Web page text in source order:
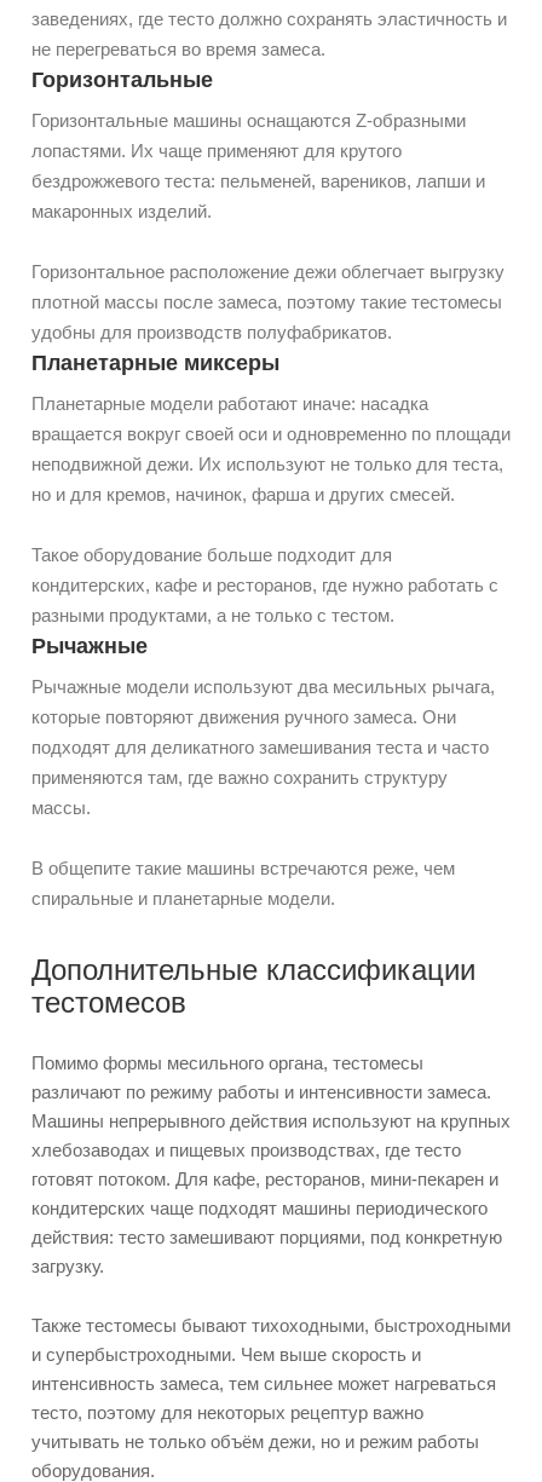
заведениях, где тесто должно сохранять эластичность и
не перегреваться во время замеса.
Горизонтальные
Горизонтальные машины оснащаются Z-образными
лопастями. Их чаще применяют для крутого
бездрожжевого теста: пельменей, вареников, лапши и
макаронных изделий.
Горизонтальное расположение дежи облегчает выгрузку
плотной массы после замеса, поэтому такие тестомесы
удобны для производств полуфабрикатов.
Планетарные миксеры
Планетарные модели работают иначе: насадка
вращается вокруг своей оси и одновременно по площади
неподвижной дежи. Их используют не только для теста,
но и для кремов, начинок, фарша и других смесей.
Такое оборудование больше подходит для
кондитерских, кафе и ресторанов, где нужно работать с
разными продуктами, а не только с тестом.
Рычажные
Рычажные модели используют два месильных рычага,
которые повторяют движения ручного замеса. Они
подходят для деликатного замешивания теста и часто
применяются там, где важно сохранить структуру
массы.
В общепите такие машины встречаются реже, чем
спиральные и планетарные модели.
Дополнительные классификации
тестомесов
Помимо формы месильного органа, тестомесы
различают по режиму работы и интенсивности замеса.
Машины непрерывного действия используют на крупных
хлебозаводах и пищевых производствах, где тесто
готовят потоком. Для кафе, ресторанов, мини-пекарен и
кондитерских чаще подходят машины периодического
действия: тесто замешивают порциями, под конкретную
загрузку.
Также тестомесы бывают тихоходными, быстроходными
и супербыстроходными. Чем выше скорость и
интенсивность замеса, тем сильнее может нагреваться
тесто, поэтому для некоторых рецептур важно
учитывать не только объём дежи, но и режим работы
оборудования.